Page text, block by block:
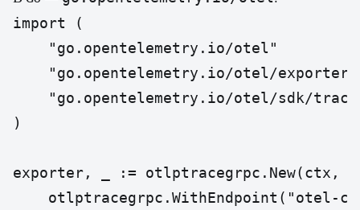
import (
    "go.opentelemetry.io/otel"
"go.opentelemetry.io/otel/
"go.opentelemetry.io/otel/sdk/
)
exporter, _ := otlptracegrpc.New(ctx,
otlptracegrpc.WithEndpoint("otel-